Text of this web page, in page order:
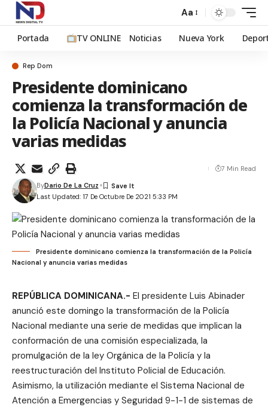
Aa
Portada TV ONLINE Noticias Nueva York
Rep Dom
Presidente dominicano
comienza la transformación de
la Policía Nacional y anuncia
varias medidas
Last Updated: 17 De Octubre De 2021 5:33 PM
ByDario De La Cruz
7 Min Read
Presidente dominicano comienza la transformación de la Policía
Nacional y anuncia varias medidas
REPÚBLICA DOMINICANA.- El presidente Luis Abinader
anunció este domingo la transformación de la Policía
Nacional mediante una serie de medidas que implican la
conformación de una comisión especializada, la
promulgación de la ley Orgánica de la Policía y la
reestructuración del Instituto Policial de Educación.
Asimismo, la utilización mediante el Sistema Nacional de
Atención a Emergencias y Seguridad 9-1-1 de sistemas de